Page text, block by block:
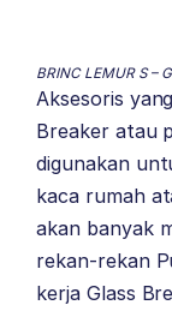
BRINC LEMUR S –
Aksesoris
Breaker atau
digunakan
kaca rumah
akan banyak
rekan-rekan
kerja Glass